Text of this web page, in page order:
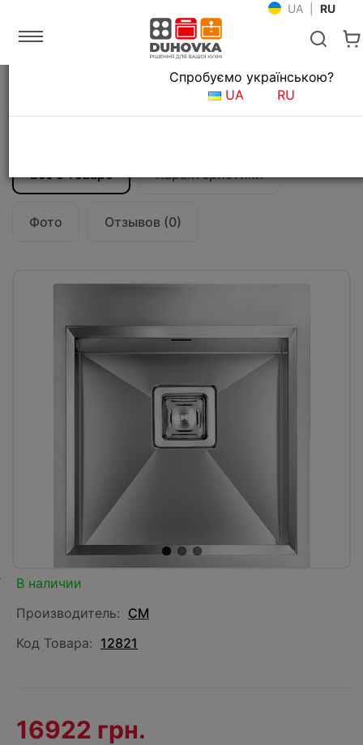
UA RU
Мойки и смесители Кухонные мойки
Кухонная мойка CM Glamour Mix 45Х50
Все о товаре Характеристики
Фото Отзывов (0)
Язык магазина
Спробуємо українською?
UA
RU
В наличии
Производитель: CM
Код Товара: 12821
16922 грн.